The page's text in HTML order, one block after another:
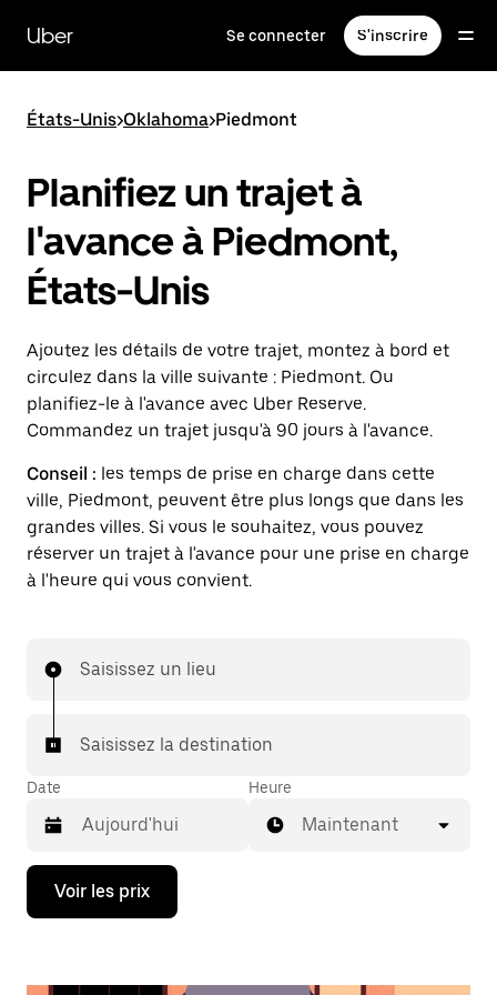
contenu
principal
Uber Se connecter S'inscrire
États-Unis>Oklahoma>Piedmont
Planifiez un trajet à
l'avance à Piedmont,
États-Unis
Ajoutez les détails de votre trajet, montez à bord et
circulez dans la ville suivante : Piedmont. Ou
planifiez-le à l'avance avec Uber Reserve.
Commandez un trajet jusqu'à 90 jours à l'avance.
Conseil : les temps de prise en charge dans cette
ville, Piedmont, peuvent être plus longs que dans les
grandes villes. Si vous le souhaitez, vous pouvez
réserver un trajet à l'avance pour une prise en charge
à l'heure qui vous convient.
Saisissez un lieu
Saisissez la destination
Date
Appuyez
la
Heure
Maintenant
Voir les prix